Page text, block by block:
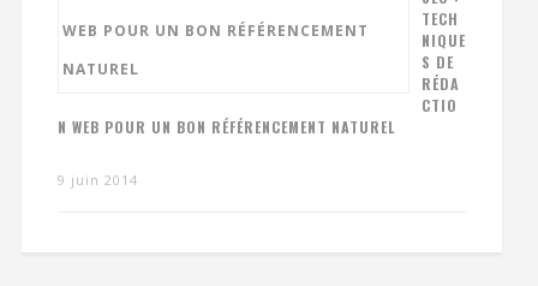
TECH
NIQUE
S DE
RÉDA
CTIO
N WEB POUR UN BON RÉFÉRENCEMENT NATUREL
9 juin 2014